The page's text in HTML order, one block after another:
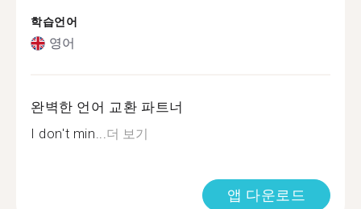
학습언어
영어
완벽한 언어 교환 파트너
I don't min...더 보기
앱 다운로드